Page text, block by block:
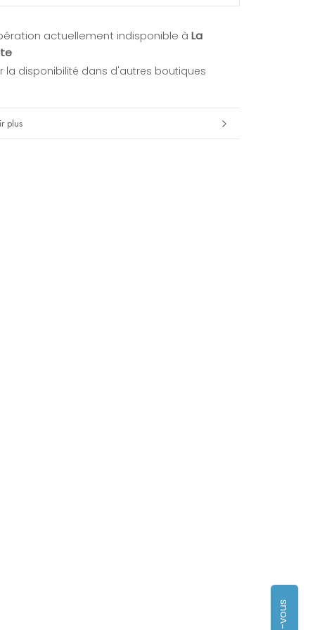
actuellement indisponible à La
la disponibilité dans d'autres boutiques
plus